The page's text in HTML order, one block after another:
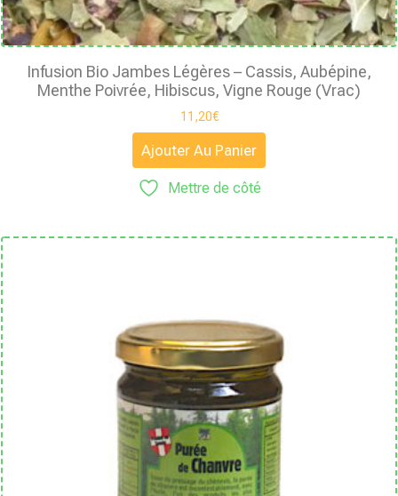
Infusion Bio Jambes Légères – Cassis, Aubépine,
Menthe Poivrée, Hibiscus, Vigne Rouge (Vrac)
11,20€
Ajouter Au Panier
Mettre de côté